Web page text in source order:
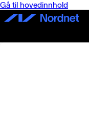
Gå til hovedinnhold